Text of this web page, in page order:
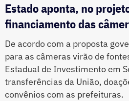
Estado aponta, no
financiamento das
De acordo com a proposta
para as câmeras virão de
Estadual de Investimento em
transferências da União,
convênios com as prefeituras.